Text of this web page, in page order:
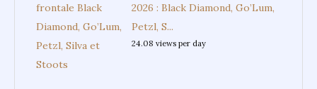
2026 : Black Diamond, Go’Lum,
Petzl, S...
24.08 views per day